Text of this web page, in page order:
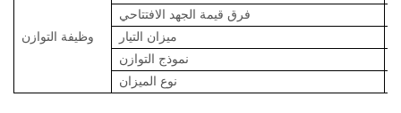
وظيفة التوازن
فرق قيمة الجهد الافتتاحي
ميزان التيار
نموذج التوازن
نوع الميزان